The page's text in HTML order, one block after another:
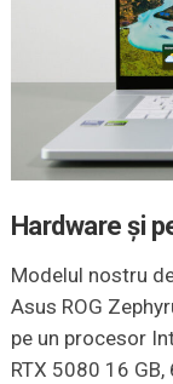
Hardware și
Modelul nostru
Asus ROG
pe un procesor
RTX 5080 16 GB,